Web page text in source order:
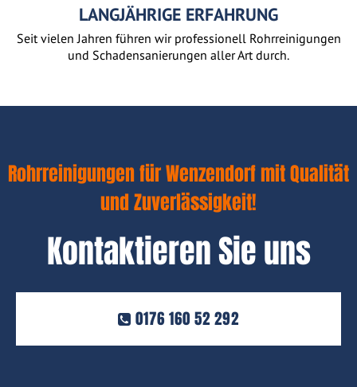
LANGJÄHRIGE ERFAHRUNG
Seit vielen Jahren führen wir professionell Rohrreinigungen
und Schadensanierungen aller Art durch.
Rohrreinigungen für Wenzendorf mit Qualität
und Zuverlässigkeit!
Kontaktieren Sie uns
0176 160 52 292